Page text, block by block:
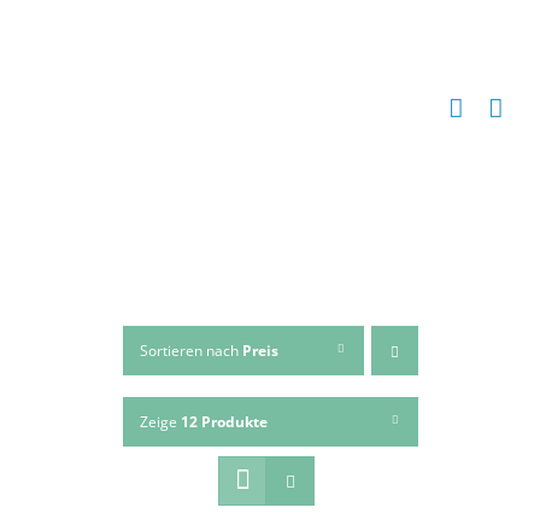
Sortieren nach Preis
Zeige 12 Produkte